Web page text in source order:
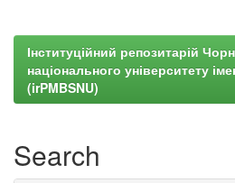
Інституційний репозитарій
національного університету
(irPMBSNU)
Search